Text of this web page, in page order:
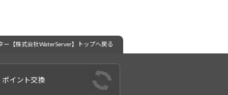
【株式会社WaterServer】トップへ戻る
ポイント交換